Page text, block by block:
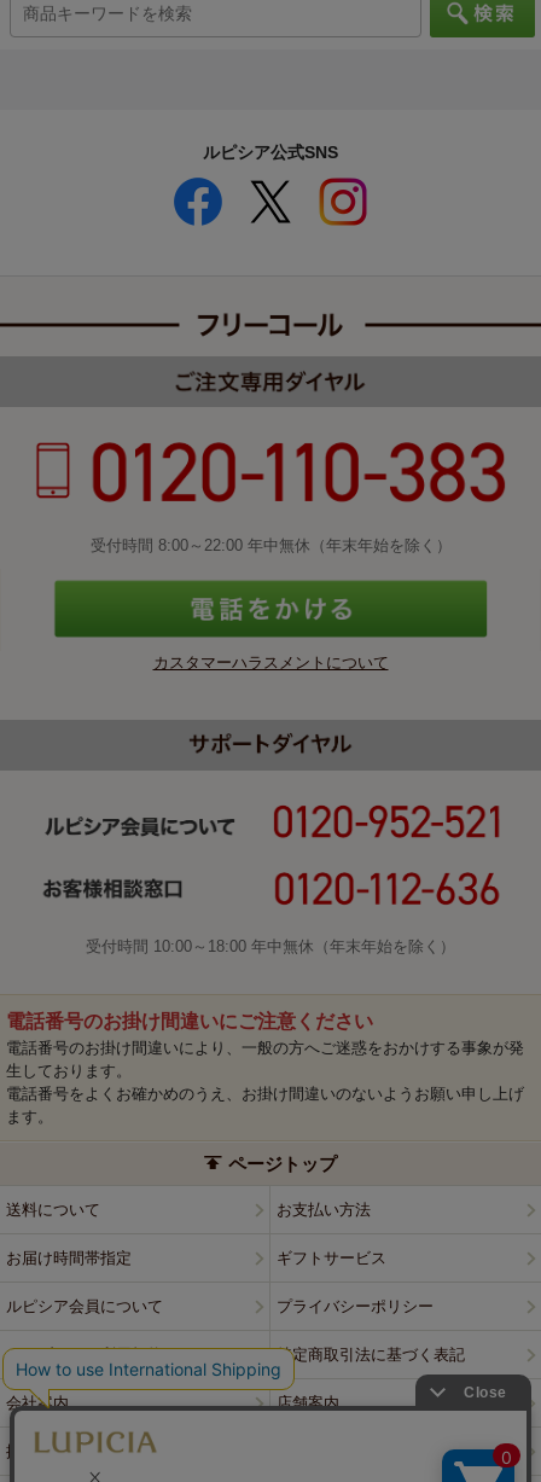
ルピシア公式SNS
受付時間 8:00～22:00 年中無休（年末年始を除く）
カスタマーハラスメントについて
受付時間 10:00～18:00 年中無休（年末年始を除く）
電話番号のお掛け間違いにご注意ください
電話番号のお掛け間違いにより、一般の方へご迷惑をおかけする事象が発
生しております。
電話番号をよくお確かめのうえ、お掛け間違いのないようお願い申し上げ
ます。
ページトップ
送料について お支払い方法
お届け時間帯指定 ギフトサービス
ルピシア会員について プライバシーポリシー
ウェブサイト利用規約 特定商取引法に基づく表記
会社案内 店舗案内
採用情報